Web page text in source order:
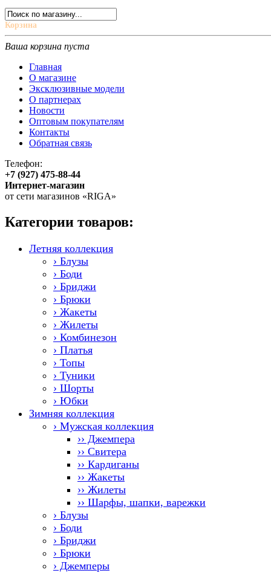
Корзина
Ваша корзина пуста
Главная
О магазине
Эксклюзивные модели
О партнерах
Новости
Оптовым покупателям
Контакты
Обратная связь
Телефон:
+7 (927) 475-88-44
Интернет-магазин
от сети магазинов «RIGA»
Категории товаров:
Летняя коллекция
› Блузы
› Боди
› Бриджи
› Брюки
› Жакеты
› Жилеты
› Комбинезон
› Платья
› Топы
› Туники
› Шорты
› Юбки
Зимняя коллекция
› Мужская коллекция
›› Джемпера
›› Свитера
›› Кардиганы
›› Жакеты
›› Жилеты
›› Шарфы, шапки, варежки
› Блузы
› Боди
› Бриджи
› Брюки
› Джемперы